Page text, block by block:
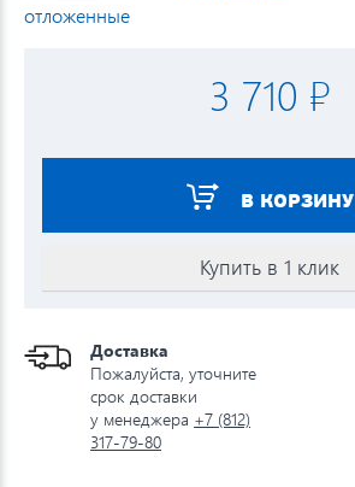
отложенные
3 710 ₽
В КОРЗИНУ
Купить в 1 клик
Доставка
Пожалуйста, уточните
срок доставки
у менеджера +7 (812)
317-79-80